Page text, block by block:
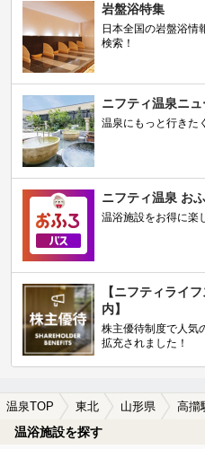
岩盤浴特集
日本全国の岩盤浴情
検索！
ニフティ温泉ニュ
温泉にもっと行きた
ニフティ温泉 お
温浴施設をお得に楽
【ニフティライ
内】
株主優待制度で人気
拡充されました！
温泉TOP 東北 山形県 高擶
温浴施設を探す